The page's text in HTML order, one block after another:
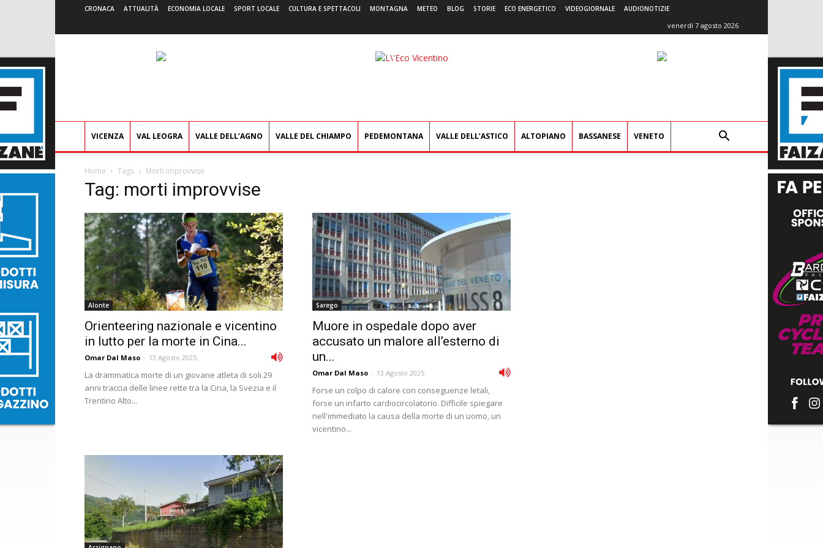
CRONACA ATTUALITÀ ECONOMIA LOCALE SPORT LOCALE CULTURA E SPETTACOLI MONTAGNA METEO BLOG STORIE ECO ENERGETICO VIDEOGIORNALE AUDIONOTIZIE
venerdì 7 agosto 2026
L'Eco
VICENZA VAL LEOGRA VALLE DELL’AGNO VALLE DEL CHIAMPO PEDEMONTANA VALLE DELL’ASTICO ALTOPIANO BASSANESE VENETO
Home Tags Morti improvvise
Tag: morti improvvise
Alonte
Orienteering nazionale e vicentino
in lutto per la morte in Cina...
Omar Dal Maso - 13 Agosto 2025
La drammatica morte di un giovane atleta di soli 29
anni traccia delle linee rette tra la Cina, la Svezia e il
Trentino Alto...
Sarego
Muore in ospedale dopo aver
accusato un malore all’esterno di
un...
Omar Dal Maso - 13 Agosto 2025
Forse un colpo di calore con conseguenze letali,
forse un infarto cardiocircolatorio. Difficile spiegare
nell'immediato la causa della morte di un uomo, un
vicentino...